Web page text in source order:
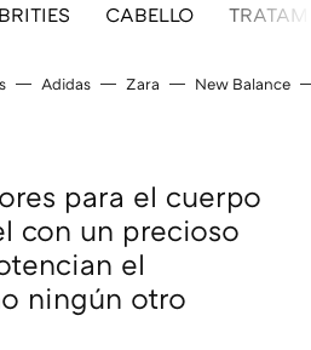
CABELLO
Adidas Zara New Balance
para el cuerpo
con un precioso
el
ningún otro